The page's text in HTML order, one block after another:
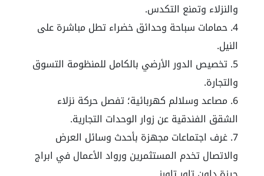
والنزلاء وتمنع التكدس.
حمامات سباحة وحدائق خضراء تطل مباشرة على
النيل.
تخصيص الدور الأرضي بالكامل للمنظومة التسوق
والتجارة.
مصاعد وسلالم كهربائية؛ تفصل حركة نزلاء
الشقق الفندقية عن زوار الوحدات التجارية.
غرف اجتماعات مجهزة بأحدث وسائل العرض
والاتصال تخدم المستثمرين ورواد الأعمال في ابراج